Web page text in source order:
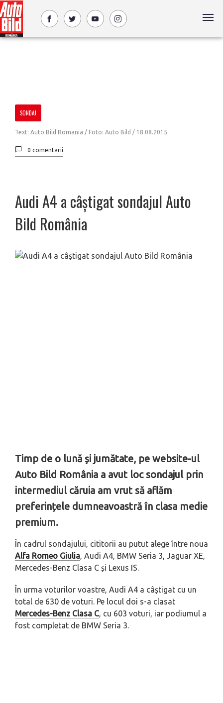
SONDAJ
Text: Auto Bild Romania / Foto: Auto Bild / 18.08.2015
0 comentarii
Audi A4 a câștigat sondajul Auto
Bild România
Timp de o lună și jumătate, pe website-ul
Auto Bild România a avut loc sondajul prin
intermediul căruia am vrut să aflăm
preferințele dumneavoastră în clasa medie
premium.
În cadrul sondajului, cititorii au putut alege între noua
Alfa Romeo Giulia, Audi A4, BMW Seria 3, Jaguar XE,
Mercedes-Benz Clasa C și Lexus IS.
În urma voturilor voastre, Audi A4 a câștigat cu un
total de 630 de voturi. Pe locul doi s-a clasat
Mercedes-Benz Clasa C, cu 603 voturi, iar podiumul a
fost completat de BMW Seria 3.